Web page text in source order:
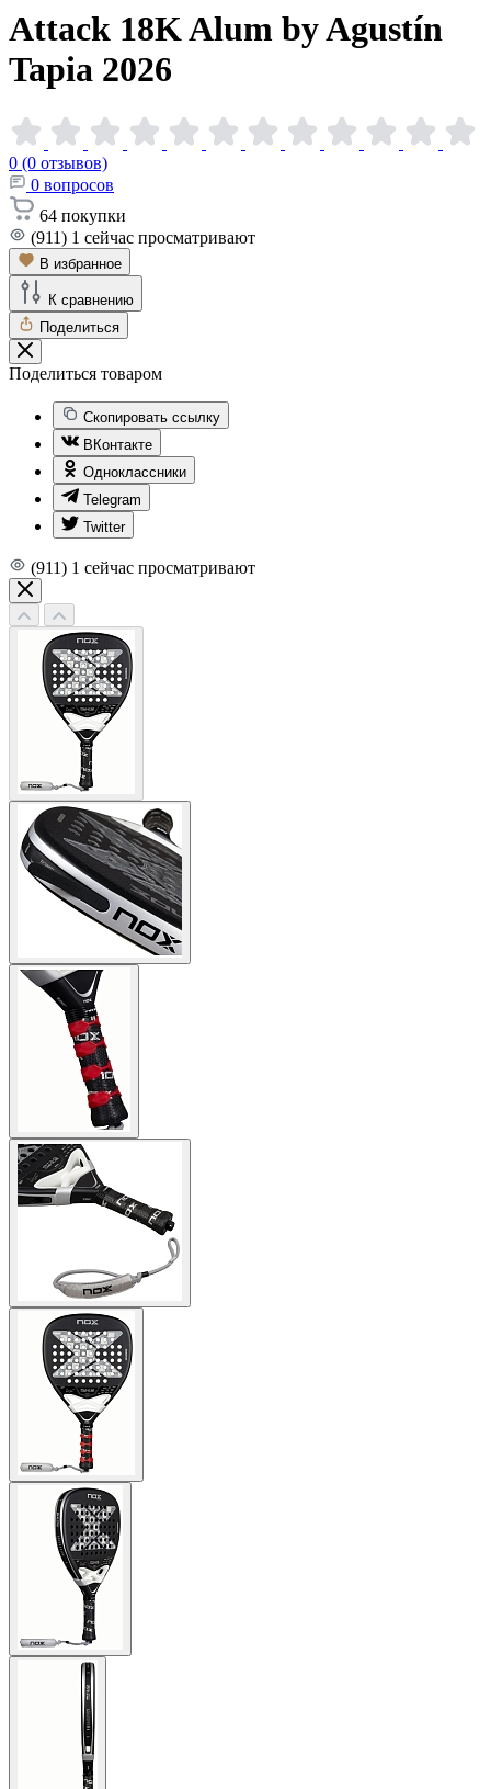
Attack 18K Alum by Agustín
Tapia 2026
0 (0 отзывов)
0 вопросов
64 покупки
(911) 1 сейчас просматривают
В избранное
К сравнению
Поделиться
Поделиться товаром
Скопировать ссылку
ВКонтакте
Одноклассники
Telegram
Twitter
(911) 1 сейчас просматривают